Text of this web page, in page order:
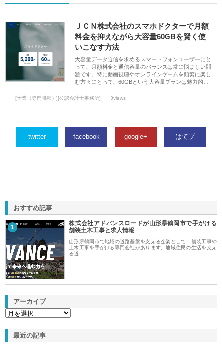
ＪＣＮ株式会社のスマホドクターで月額
料金を抑えながら大容量60GBを賢く使
いこなす方法
大容量データ通信を求めるスマートフォンユーザーにと
って、月額料金と通信容量のバランスは常に悩ましい問
題です。特に動画視聴やオンラインゲームを頻繁に楽し
む方々にとって、60GBという大容量プランは魅力的…
[士業（専門職種）][公認会計士事務所] 0views
twitter facebook google+ はてブ
おすすめ記事
1
株式会社アドバンスロードが山形県鶴岡市で手がける
舗装土木工事と求人情報
山形県鶴岡市で地域の道路基盤を支える企業として、舗装工事や
土木工事を手がける専門会社があります。地域住民の生活を支え
る道…
アーカイブ
最近の記事